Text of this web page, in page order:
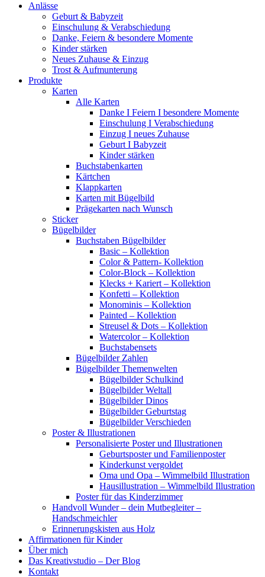
Anlässe
Geburt & Babyzeit
Einschulung & Verabschiedung
Danke, Feiern & besondere Momente
Kinder stärken
Neues Zuhause & Einzug
Trost & Aufmunterung
Produkte
Karten
Alle Karten
Danke I Feiern I besondere Momente
Einschulung I Verabschiedung
Einzug I neues Zuhause
Geburt I Babyzeit
Kinder stärken
Buchstabenkarten
Kärtchen
Klappkarten
Karten mit Bügelbild
Prägekarten nach Wunsch
Sticker
Bügelbilder
Buchstaben Bügelbilder
Basic – Kollektion
Color & Pattern- Kollektion
Color-Block – Kollektion
Klecks + Kariert – Kollektion
Konfetti – Kollektion
Monominis – Kollektion
Painted – Kollektion
Streusel & Dots – Kollektion
Watercolor – Kollektion
Buchstabensets
Bügelbilder Zahlen
Bügelbilder Themenwelten
Bügelbilder Schulkind
Bügelbilder Weltall
Bügelbilder Dinos
Bügelbilder Geburtstag
Bügelbilder Verschieden
Poster & Illustrationen
Personalisierte Poster und Illustrationen
Geburtsposter und Familienposter
Kinderkunst vergoldet
Oma und Opa – Wimmelbild Illustration
Hausillustration – Wimmelbild Illustration
Poster für das Kinderzimmer
Handvoll Wunder – dein Mutbegleiter –
Handschmeichler
Erinnerungskisten aus Holz
Affirmationen für Kinder
Über mich
Das Kreativstudio – Der Blog
Kontakt